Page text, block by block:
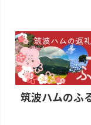
筑波ハムのふ